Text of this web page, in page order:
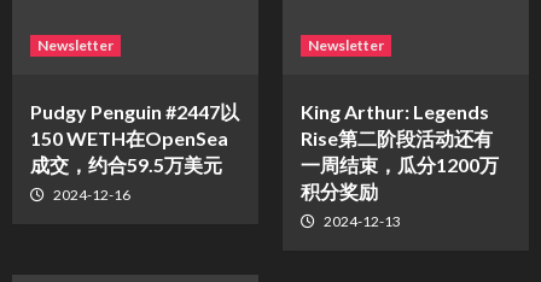
Newsletter
Pudgy Penguin #2447以
150 WETH在OpenSea
成交，约合59.5万美元
2024-12-16
Newsletter
King Arthur: Legends
Rise第二阶段活动还有
一周结束，瓜分1200万
积分奖励
2024-12-13